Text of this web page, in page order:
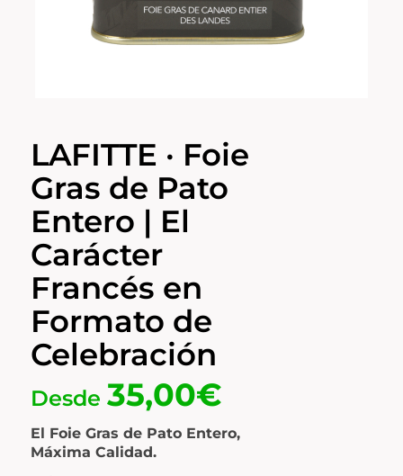
LAFITTE · Foie
Gras de Pato
Entero | El
Carácter
Francés en
Formato de
Celebración
Desde 35,00€
El Foie Gras de Pato Entero,
Máxima Calidad.